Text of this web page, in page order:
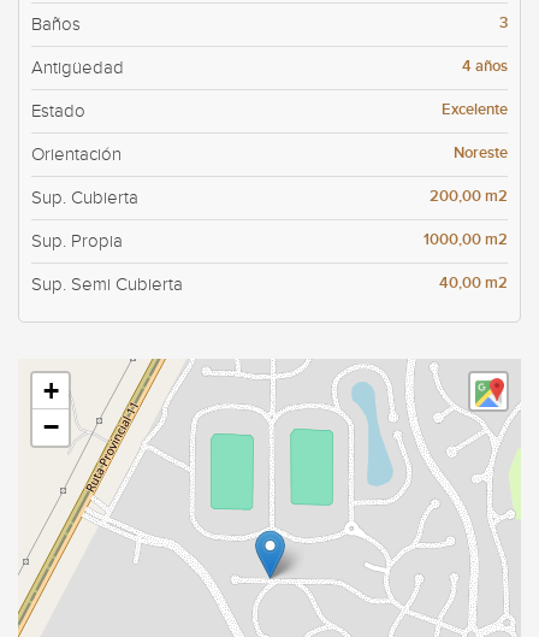
Baños 3
Antigüedad 4 años
Estado Excelente
Orientación Noreste
Sup. Cubierta 200,00 m2
Sup. Propia 1000,00 m2
Sup. Semi Cubierta 40,00 m2
+
−